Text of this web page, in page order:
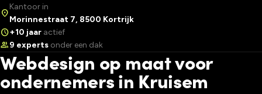
location_on
Kantoor in
Morinnestraat 7, 8500 Kortrijk
schedule+10 jaar actief
group9 experts onder een dak
Webdesign op maat voor
ondernemers in Kruisem